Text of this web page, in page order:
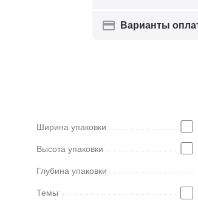
Варианты
Ширина упаковки
Высота упаковки
Глубина упаковки
Темы